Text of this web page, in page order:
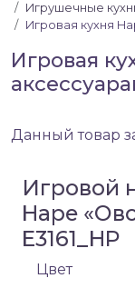
Игрушечные
Игровая кухня
Игровая
Данный товар
Игровой
Hape
E3161_HP
Цвет